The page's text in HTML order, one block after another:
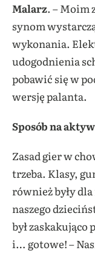
Malarz. – Moim
synom
wykonania.
udogodnienia
pobawić się w
wersję palanta.
Sposób na
Zasad gier w
trzeba. Klasy,
również były
naszego
był zaskakująco
i… gotowe! –